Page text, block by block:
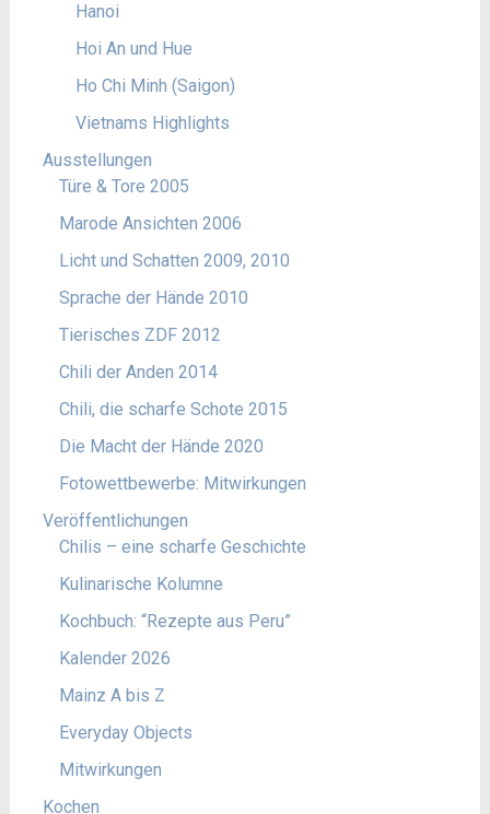
Hanoi
Hoi An und Hue
Ho Chi Minh (Saigon)
Vietnams Highlights
Ausstellungen
Türe & Tore 2005
Marode Ansichten 2006
Licht und Schatten 2009, 2010
Sprache der Hände 2010
Tierisches ZDF 2012
Chili der Anden 2014
Chili, die scharfe Schote 2015
Die Macht der Hände 2020
Fotowettbewerbe: Mitwirkungen
Veröffentlichungen
Chilis – eine scharfe Geschichte
Kulinarische Kolumne
Kochbuch: “Rezepte aus Peru”
Kalender 2026
Mainz A bis Z
Everyday Objects
Mitwirkungen
Kochen